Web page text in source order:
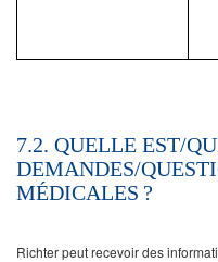
7.2. QUELLE EST/
DEMANDES/
MÉDICALES ?
Richter peut recevoir des